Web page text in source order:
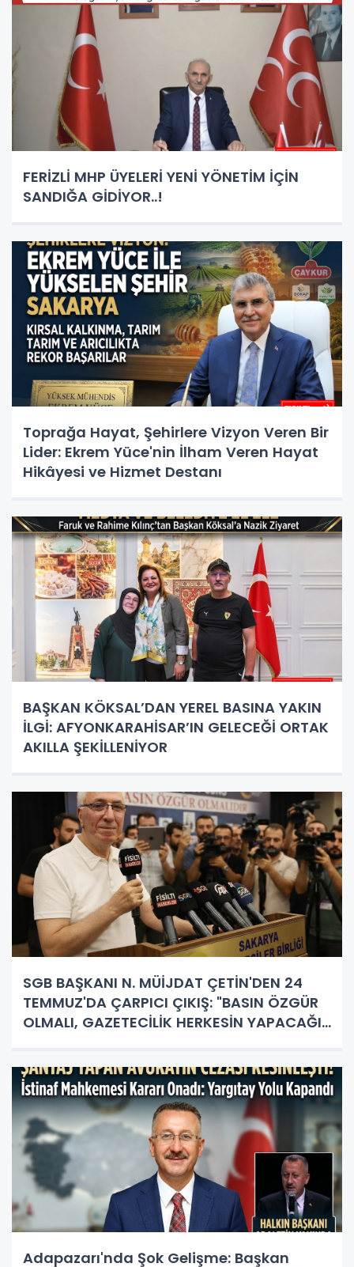
FERİZLİ MHP ÜYELERİ YENİ YÖNETİM İÇİN
SANDIĞA GİDİYOR..!
Toprağa Hayat, Şehirlere Vizyon Veren Bir
Lider: Ekrem Yüce'nin İlham Veren Hayat
Hikâyesi ve Hizmet Destanı
BAŞKAN KÖKSAL’DAN YEREL BASINA YAKIN
İLGİ: AFYONKARAHİSAR’IN GELECEĞİ ORTAK
AKILLA ŞEKİLLENİYOR
SGB BAŞKANI N. MÜİJDAT ÇETİN'DEN 24
TEMMUZ'DA ÇARPICI ÇIKIŞ: "BASIN ÖZGÜR
OLMALI, GAZETECİLİK HERKESİN YAPACAĞI
Adapazarı'nda Şok Gelişme: Başkan